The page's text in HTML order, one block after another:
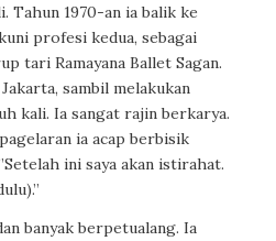
Tahun 1970-an ia balik ke
profesi kedua, sebagai
tari Ramayana Ballet Sagan.
sambil melakukan
kali. Ia sangat rajin berkarya.
ia acap berbisik
ini saya akan istirahat.
banyak berpetualang. Ia